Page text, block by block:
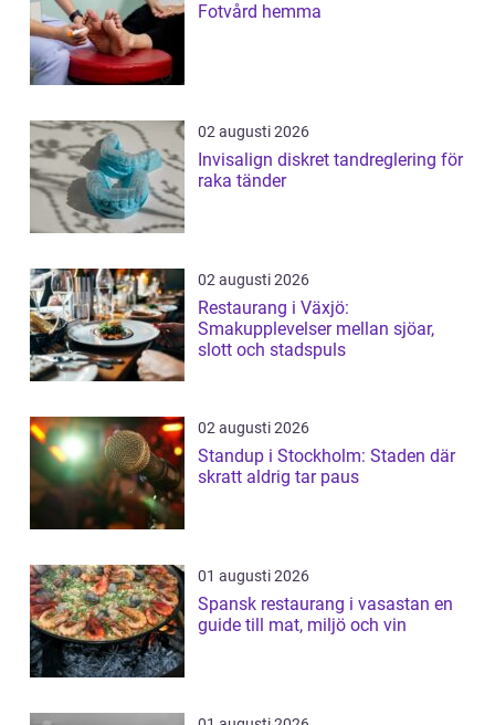
Fotvård hemma
02 augusti 2026
Invisalign diskret tandreglering för
raka tänder
02 augusti 2026
Restaurang i Växjö:
Smakupplevelser mellan sjöar,
slott och stadspuls
02 augusti 2026
Standup i Stockholm: Staden där
skratt aldrig tar paus
01 augusti 2026
Spansk restaurang i vasastan en
guide till mat, miljö och vin